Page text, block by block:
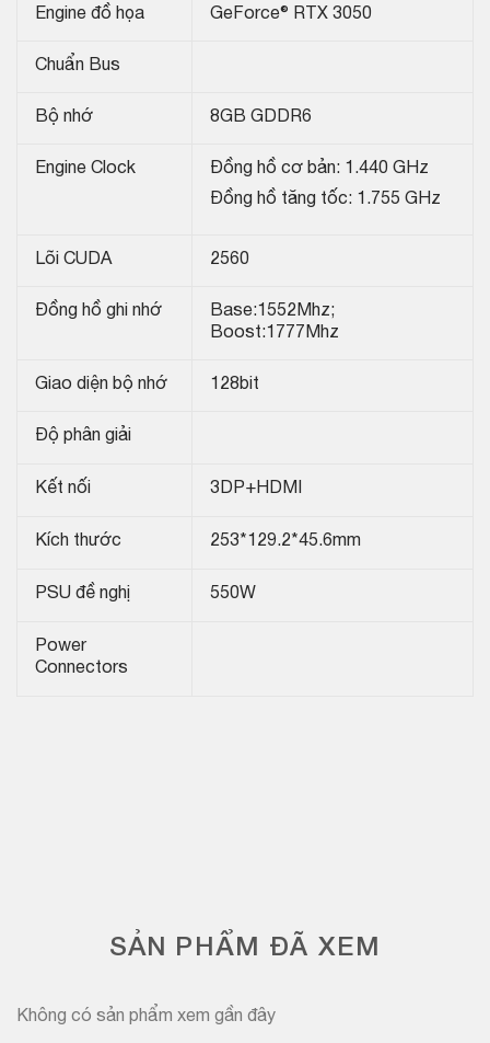
Engine đồ họa GeForce® RTX 3050
Chuẩn Bus
Bộ nhớ 8GB GDDR6
Engine Clock
Đồng hồ cơ bản: 1.440 GHz
Đồng hồ tăng tốc: 1.755 GHz
Lõi CUDA 2560
Đồng hồ ghi nhớ
Base:1552Mhz;
Boost:1777Mhz
Giao diện bộ nhớ 128bit
Độ phân giải
Kết nối 3DP+HDMI
Kích thước 253*129.2*45.6mm
PSU đề nghị 550W
Power
Connectors
SẢN PHẨM ĐÃ XEM
Không có sản phẩm xem gần đây